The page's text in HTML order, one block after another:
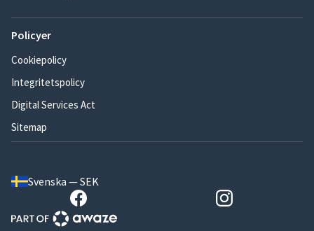
Policyer
Cookiepolicy
Integritetspolicy
Digital Services Act
Sitemap
Svenska — SEK